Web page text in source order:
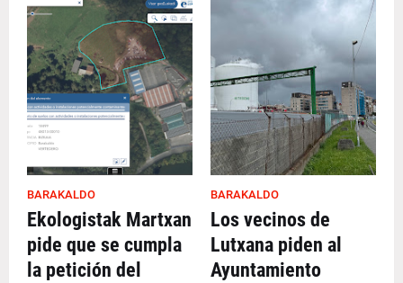
BARAKALDO
Ekologistak Martxan
pide que se cumpla
la petición del
BARAKALDO
Los vecinos de
Lutxana piden al
Ayuntamiento